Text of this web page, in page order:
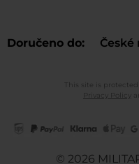
Doručeno do
© 2026
This site is
Privacy Policy